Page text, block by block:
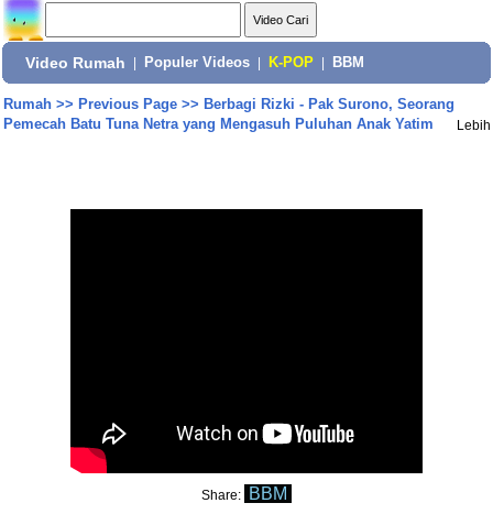
Video Rumah Populer Videos K-POP BBM
Rumah>> Previous Page>> Berbagi Rizki - Pak Surono, Seorang
Pemecah Batu Tuna Netra yang Mengasuh Puluhan Anak Yatim
Lebih
Share: BBM